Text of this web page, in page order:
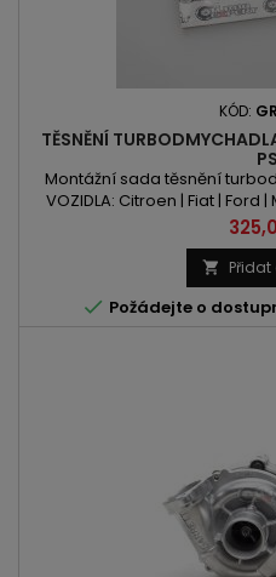
KÓD:
TĚSNĚNÍ
Montážní sada těsnění
VOZIDLA: Citroen | Fiat | Ford
OBSAH: 1560ccm 1.6 D | DI |
90PS/66kW | 92PS/68kW |
114PS/
Cena
 Přidat
 Požádejte o